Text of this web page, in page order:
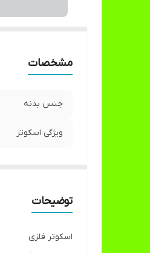
مشخصات
جنس بدنه
ویژگی اسکوتر
توضیحات
اسکوتر فلزی